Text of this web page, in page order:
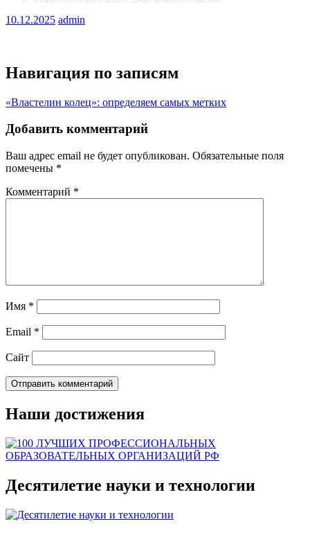
10.12.2025 admin
Навигация по записям
«Властелин колец»: определяем самых метких
Добавить комментарий
Ваш адрес email не будет опубликован. Обязательные поля
помечены *
Комментарий *
Имя *
Email *
Сайт
Наши достижения
Десятилетие науки и технологии